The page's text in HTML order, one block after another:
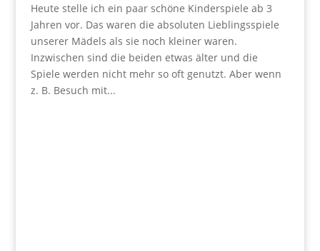
Heute stelle ich ein paar schöne Kinderspiele ab 3
Jahren vor. Das waren die absoluten Lieblingsspiele
unserer Mädels als sie noch kleiner waren.
Inzwischen sind die beiden etwas älter und die
Spiele werden nicht mehr so oft genutzt. Aber wenn
z. B. Besuch mit...